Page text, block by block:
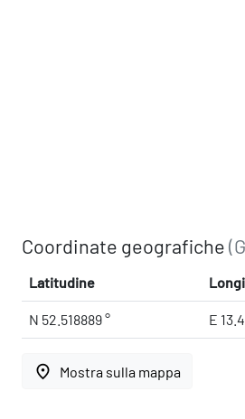
Coordinate geografiche
Latitudine
N 52.518889 ° E
place Mostra sulla mappa